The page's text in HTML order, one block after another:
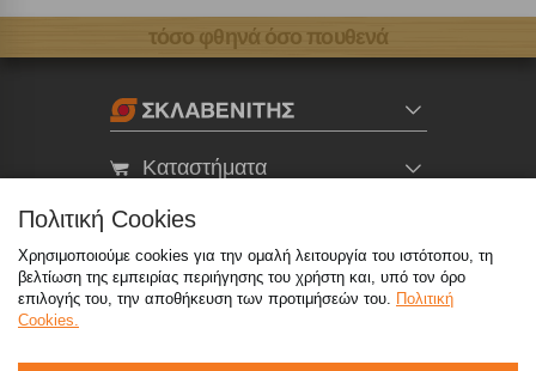
τόσο φθηνά όσο πουθενά
Καταστήματα
eMarket
800 117 7777 (μόνο από σταθερό, χωρίς χρέωση),
Πολιτική Cookies
Χρησιμοποιούμε cookies για την ομαλή λειτουργία του ιστότοπου, τη
βελτίωση της εμπειρίας περιήγησης του χρήστη και, υπό τον όρο
επιλογής του, την αποθήκευση των προτιμήσεών του. Πολιτική
Cookies.